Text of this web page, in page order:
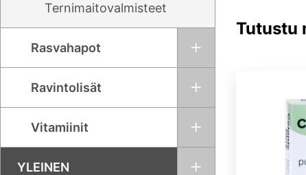
Ternimaitovalmisteet
Rasvahapot
Ravintolisät
Vitamiinit
YLEINEN
Tutustu